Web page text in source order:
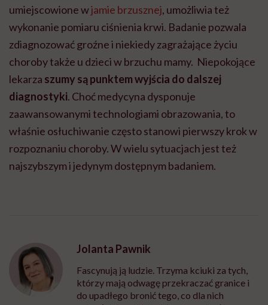
umiejscowione wjamie brzusznej, umożliwia też
wykonanie pomiaru ciśnienia krwi. Badanie pozwala
zdiagnozować groźne i niekiedy zagrażające życiu
choroby także u dzieci w brzuchu mamy. Niepokojące
lekarza szumy są punktem wyjścia do dalszej
diagnostyki. Choć medycyna dysponuje
zaawansowanymi technologiami obrazowania, to
właśnie osłuchiwanie często stanowi pierwszy krok w
rozpoznaniu choroby. W wielu sytuacjach jest też
najszybszym i jedynym dostępnym badaniem.
Jolanta Pawnik
Fascynują ją ludzie. Trzyma kciuki za tych,
którzy mają odwagę przekraczać granice i
do upadłego bronić tego, co dla nich